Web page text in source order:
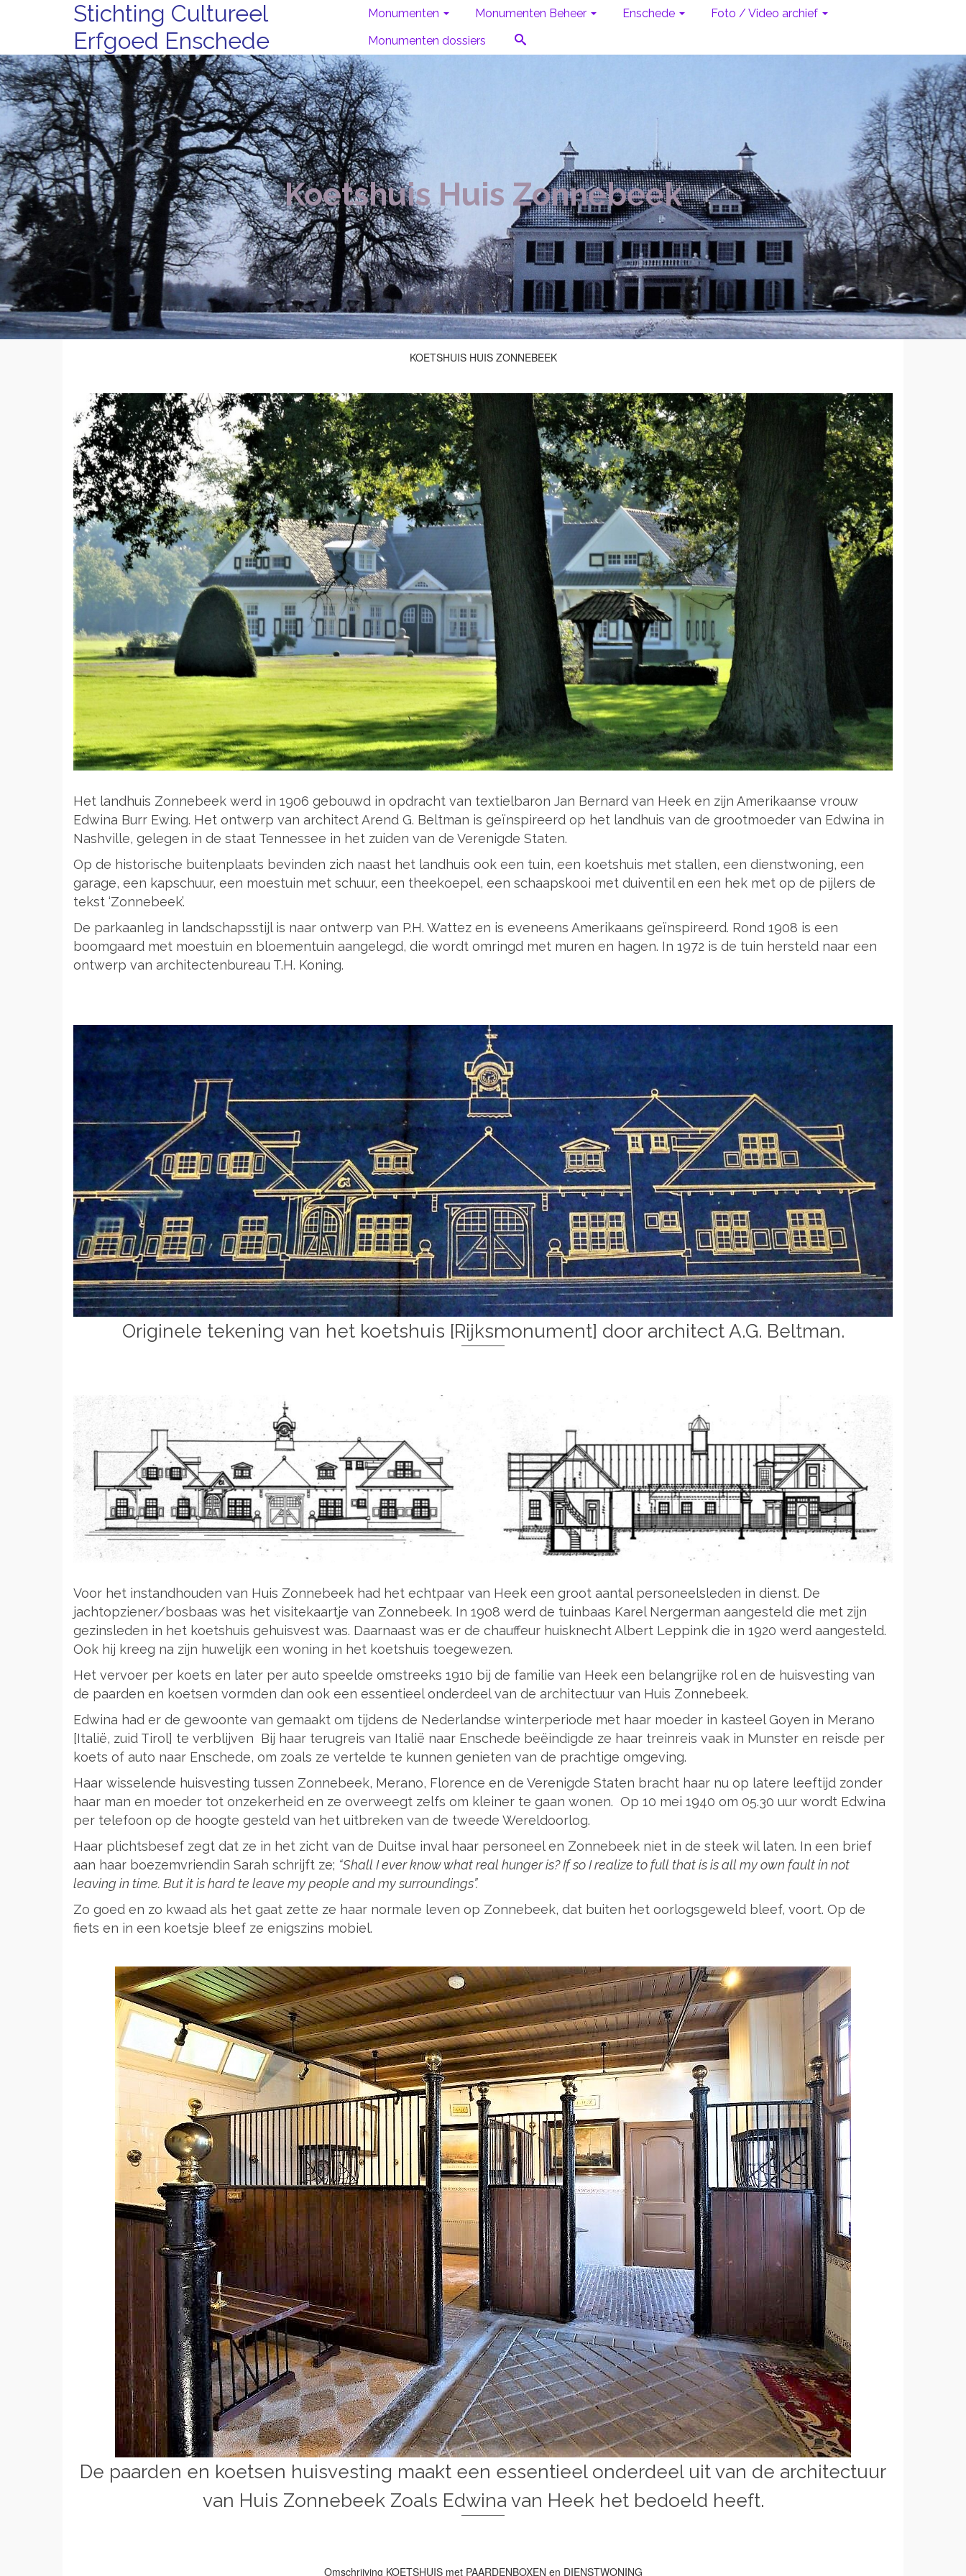
Stichting Cultureel
Erfgoed Enschede
Monumenten Monumenten Beheer Enschede
Foto / Video archief
Monumenten dossiers
Koetshuis Huis Zonnebeek
KOETSHUIS HUIS ZONNEBEEK
Het landhuis Zonnebeek werd in 1906 gebouwd in opdracht van textielbaron Jan Bernard van Heek en zijn Amerikaanse vrouw
Edwina Burr Ewing. Het ontwerp van architect Arend G. Beltman is geïnspireerd op het landhuis van de grootmoeder van Edwina in
Nashville, gelegen in de staat Tennessee in het zuiden van de Verenigde Staten.
Op de historische buitenplaats bevinden zich naast het landhuis ook een tuin, een koetshuis met stallen, een dienstwoning, een
garage, een kapschuur, een moestuin met schuur, een theekoepel, een schaapskooi met duiventil en een hek met op de pijlers de
tekst ‘Zonnebeek’.
De parkaanleg in landschapsstijl is naar ontwerp van P.H. Wattez en is eveneens Amerikaans geïnspireerd. Rond 1908 is een
boomgaard met moestuin en bloementuin aangelegd, die wordt omringd met muren en hagen. In 1972 is de tuin hersteld naar een
ontwerp van architectenbureau T.H. Koning.
Originele tekening van het koetshuis [Rijksmonument] door architect A.G. Beltman.
Voor het instandhouden van Huis Zonnebeek had het echtpaar van Heek een groot aantal personeelsleden in dienst. De
jachtopziener/bosbaas was het visitekaartje van Zonnebeek. In 1908 werd de tuinbaas Karel Nergerman aangesteld die met zijn
gezinsleden in het koetshuis gehuisvest was. Daarnaast was er de chauffeur huisknecht Albert Leppink die in 1920 werd aangesteld.
Ook hij kreeg na zijn huwelijk een woning in het koetshuis toegewezen.
Het vervoer per koets en later per auto speelde omstreeks 1910 bij de familie van Heek een belangrijke rol en de huisvesting van
de paarden en koetsen vormden dan ook een essentieel onderdeel van de architectuur van Huis Zonnebeek.
Edwina had er de gewoonte van gemaakt om tijdens de Nederlandse winterperiode met haar moeder in kasteel Goyen in Merano
[Italië, zuid Tirol] te verblijven Bij haar terugreis van Italië naar Enschede beëindigde ze haar treinreis vaak in Munster en reisde per
koets of auto naar Enschede, om zoals ze vertelde te kunnen genieten van de prachtige omgeving.
Haar wisselende huisvesting tussen Zonnebeek, Merano, Florence en de Verenigde Staten bracht haar nu op latere leeftijd zonder
haar man en moeder tot onzekerheid en ze overweegt zelfs om kleiner te gaan wonen. Op 10 mei 1940 om 05.30 uur wordt Edwina
per telefoon op de hoogte gesteld van het uitbreken van de tweede Wereldoorlog.
Haar plichtsbesef zegt dat ze in het zicht van de Duitse inval haar personeel en Zonnebeek niet in de steek wil laten. In een brief
aan haar boezemvriendin Sarah schrijft ze; “Shall I ever know what real hunger is? If so I realize to full that is is all my own fault in not
leaving in time. But it is hard te leave my people and my surroundings”.
Zo goed en zo kwaad als het gaat zette ze haar normale leven op Zonnebeek, dat buiten het oorlogsgeweld bleef, voort. Op de
fiets en in een koetsje bleef ze enigszins mobiel.
De paarden en koetsen huisvesting maakt een essentieel onderdeel uit van de architectuur
van Huis Zonnebeek Zoals Edwina van Heek het bedoeld heeft.
Omschrijving KOETSHUIS met PAARDENBOXEN en DIENSTWONING